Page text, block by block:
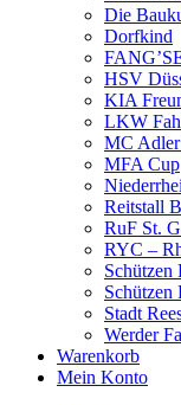
Die
Dorfkind
HSV
KIA
LKW
MC
MFA Cup
Reitstall
RuF St.
RYC –
Schützen
Stadt
Werder
Warenkorb
Mein Konto